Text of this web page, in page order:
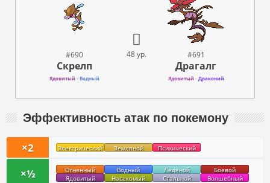
#690
Скрелп
Ядовитый- Водный
48 ур. #691
Драгалг
Ядовитый- Драконий
Эффективность атак по покемону
×2 Электрический Земляной Психический
×½ Огненный Водный Ледяной
Боевой
Ядовитый
Насекомый Стальной Волшебный